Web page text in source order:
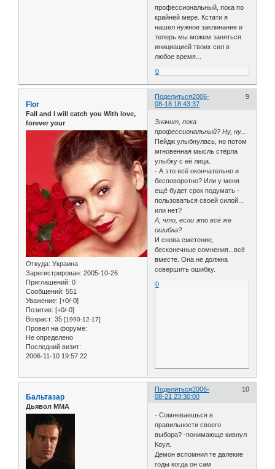
профессиональный, пока по
крайней мере. Кстати я
нашел нужное заклинание и
теперь мы можем заняться
инициацией твоих сил в
любое время...
0
Поделиться 9
2006-
08-18 18:43:37
Flor
Fall and I will catch you With love,
forever your
Откуда: Украина
Зарегистрирован: 2005-10-26
Приглашений: 0
Сообщений: 551
Уважение: [+0/-0]
Позитив: [+0/-0]
Возраст: 35 [1990-12-17]
Провел на форуме:
Не определено
Последний визит:
2006-11-10 19:57:22
Значит, пока
профессиональный? Ну, ну...
Пейдж улыбнулась, но потом
мгновенная мысль стёрла
улыбку с её лица.
- А это всё окончательно и
бесповоротно? Или у меня
ещё будет срок подумать -
пользоваться своей силой...
или нет?
А, что, если это всё же
ошибка?
И снова сметение,
бесконечные сомнения...всё
вместе. Она не должна
совершить ошибку.
0
Поделиться 10
2006-
08-21 23:30:00
Бальтазар
Дьявол ММА
- Сомневаешься в
правильности своего
выбора? -понимающе кивнул
Коул.
Демон вспомнил те далекие
годы когда он сам